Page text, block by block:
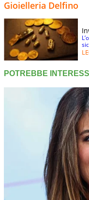
Gioielleria Delfino